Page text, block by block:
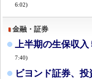
6:02)
金融・証券
上半期の生保収
7:40)
ビヨンド証券、